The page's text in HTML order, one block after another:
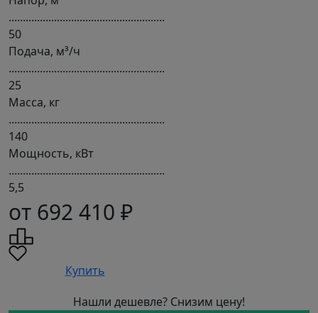
Мощность, кВт
.......................................................
5,5
.......................................................
50
Подача, м³/ч
.......................................................
25
Масса, кг
.......................................................
140
от 692 410 ₽
Купить
Нашли дешевле? Снизим цену!